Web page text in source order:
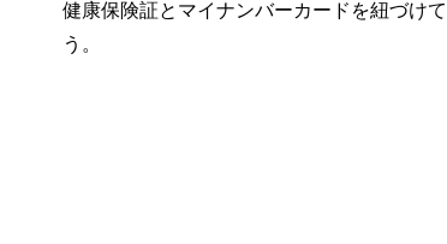
健康保険証とマイナンバーカードを紐づけ
う。